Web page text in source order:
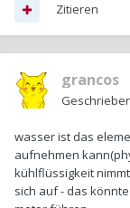
Zitieren
grancos
wasser ist das
aufnehmen
kühlflüssigkeit
sich auf - das